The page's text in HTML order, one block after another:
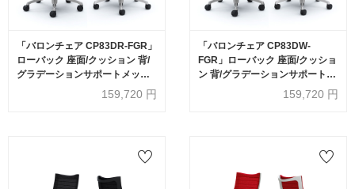
「バロンチェア CP83DR-FGR」
ローバック 座面/クッション 背/
グラデーションサポートメッシ
ュ フレーム/シルバー ボディーカ
ラー/ブラック アジャストアーム
159,720 円
「バロンチェア CP83DW-
FGR」ローバック 座面/クッショ
ン 背/グラデーションサポートメ
ッシュ フレーム/シルバー ボディ
ーカラー/ホワイト アジャストア
159,720 円